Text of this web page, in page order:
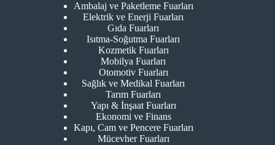
Ambalaj ve Paketleme Fuarları
Elektrik ve Enerji Fuarları
Gıda Fuarları
Isıtma-Soğutma Fuarları
Kozmetik Fuarları
Mobilya Fuarları
Otomotiv Fuarları
Sağlık ve Medikal Fuarları
Tarım Fuarları
Yapı & İnşaat Fuarları
Ekonomi ve Finans
Kapı, Cam ve Pencere Fuarları
Mücevher Fuarları